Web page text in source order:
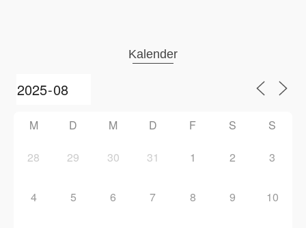
Kalender
M D M D F S S
28 29 30 31 1 2 3
4 5 6 7 8 9 10